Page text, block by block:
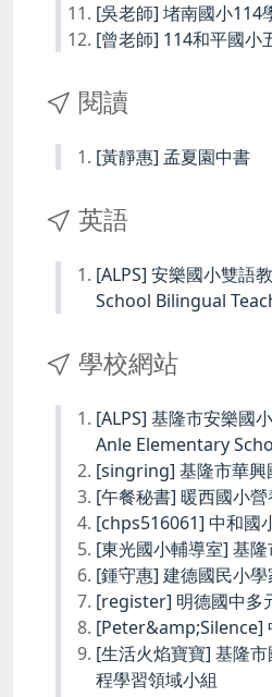
[吳老師] 堵南國小114
[曾老師] 114和平國小
閱讀
[黃靜惠] 孟夏園中書
英語
[ALPS] 安樂國小雙語
School Bilingual
學校網站
[ALPS] 基隆市安樂國
Anle Elementary
[singring] 基隆市華興
[午餐秘書] 暖西國小
[chps516061] 中和國
[東光國小輔導室] 基
[鍾守惠] 建德國民小
[register] 明德國中多
[Peter&amp;Silence]
[生活火焰寶寶] 基隆
程學習領域小組